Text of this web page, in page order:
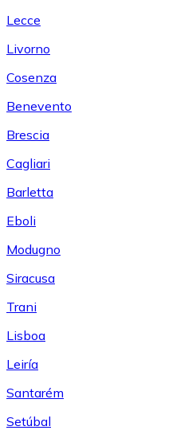
Lecce
Livorno
Cosenza
Benevento
Brescia
Cagliari
Barletta
Eboli
Modugno
Siracusa
Trani
Lisboa
Leiría
Santarém
Setúbal